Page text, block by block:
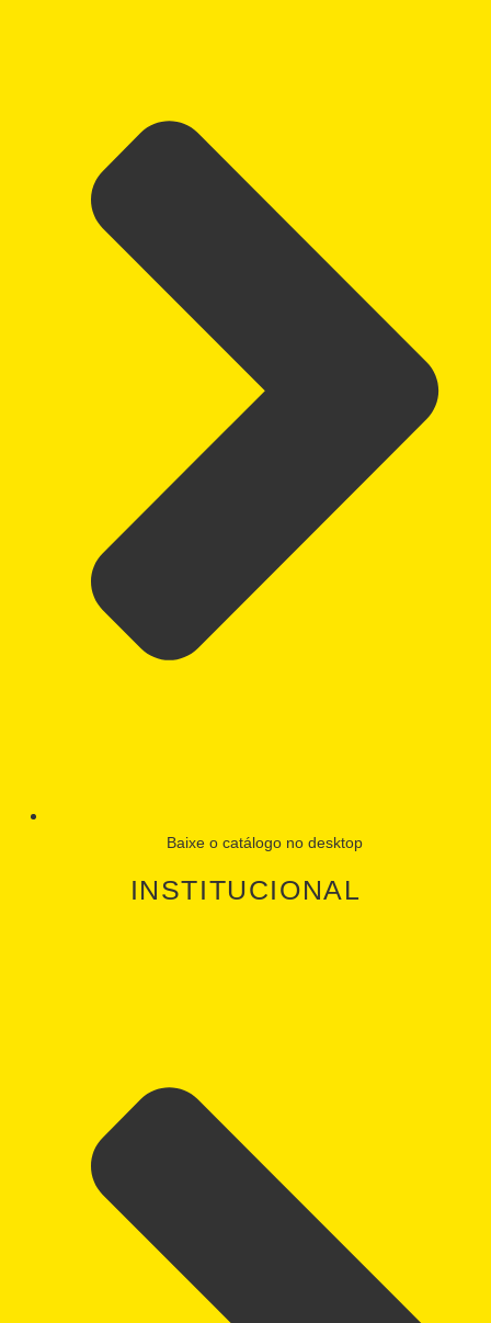
Baixe o catálogo no desktop
INSTITUCIONAL